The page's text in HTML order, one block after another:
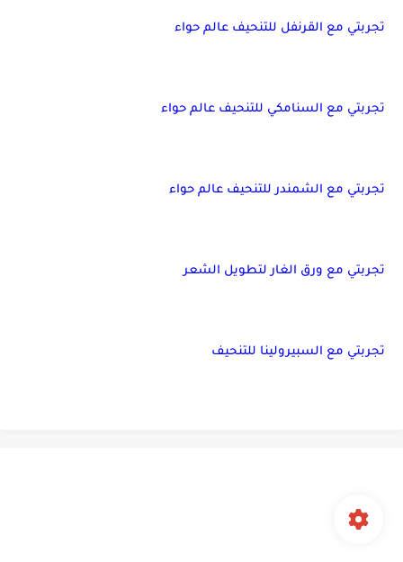
تجربتي مع القرنفل للتنحيف عالم حواء
تجربتي مع السنامكي للتنحيف عالم حواء
تجربتي مع الشمندر للتنحيف عالم حواء
تجربتي مع ورق الغار لتطويل الشعر
تجربتي مع السبيرولينا للتنحيف